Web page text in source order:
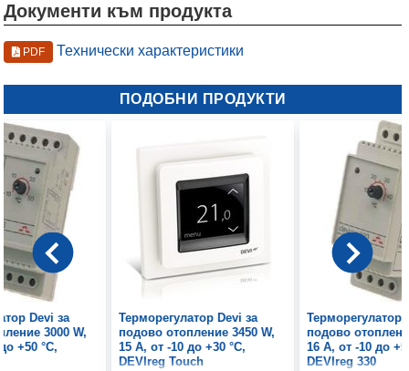
Документи към продукта
PDF Технически характеристики
ПОДОБНИ ПРОДУКТИ
Devi за
3000 W,
+50 °C,
Терморегулатор Devi за
подово отопление 3450 W,
15 A, от -10 до +30 °C,
DEVIreg Touch
Терморегулатор
подово
16 A, от -10 до
DEVIreg 330